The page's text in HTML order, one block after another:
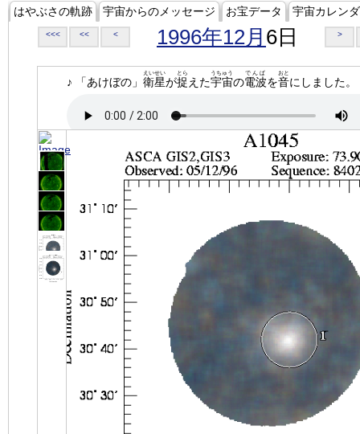
はやぶさの軌跡 宇宙からのメッセージ お宝データ 宇宙カレン
<<< << < 1996年12月 6日 >
♪ 「あけぼの」 衛星
えいせい
が捉
とら
えた宇宙
うちゅう
の電波
でんぱ
を音
おと
にしました。